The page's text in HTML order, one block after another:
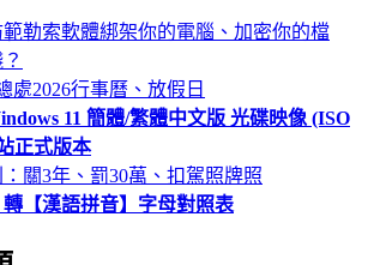
勒索軟體綁架你的電腦、加密你的檔
處2026行事曆、放假日
11 簡體/繁體中文版 光碟映像 (ISO
正式版本
關3年、罰30萬、扣駕照牌照
轉【漢語拼音】字母對照表